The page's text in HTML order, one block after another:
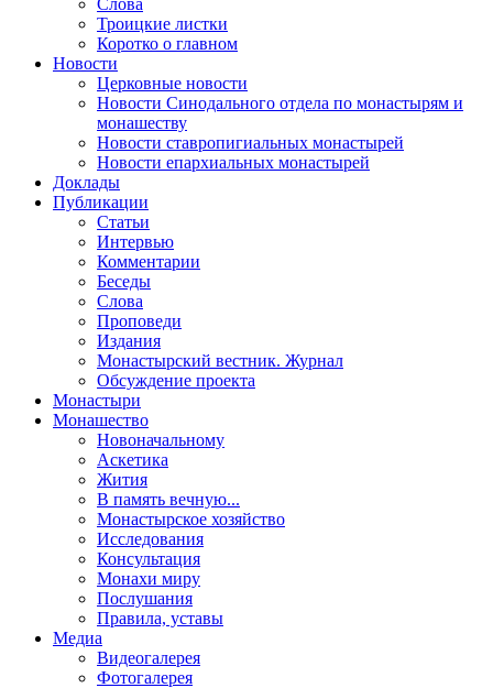
Слова
Троицкие листки
Коротко о главном
Новости
Церковные новости
Новости Синодального отдела по монастырям и
монашеству
Новости ставропигиальных монастырей
Новости епархиальных монастырей
Доклады
Публикации
Статьи
Интервью
Комментарии
Беседы
Слова
Проповеди
Издания
Монастырский вестник. Журнал
Обсуждение проекта
Монастыри
Монашество
Новоначальному
Аскетика
Жития
В память вечную...
Монастырское хозяйство
Исследования
Консультация
Монахи миру
Послушания
Правила, уставы
Медиа
Видеогалерея
Фотогалерея